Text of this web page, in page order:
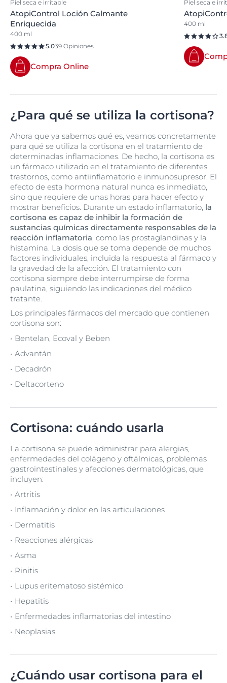
Piel seca e irritable
AtopiControl Loción Calmante
Enriquecida
400 ml
5.039 Opiniones
Compra Online
Piel seca e
400 ml
¿Para qué se utiliza la cortisona?
Ahora que ya sabemos qué es, veamos concretamente
para qué se utiliza la cortisona en el tratamiento de
determinadas inflamaciones. De hecho, la cortisona es
un fármaco utilizado en el tratamiento de diferentes
trastornos, como antiinflamatorio e inmunosupresor. El
efecto de esta hormona natural nunca es inmediato,
sino que requiere de unas horas para hacer efecto y
mostrar beneficios. Durante un estado inflamatorio, la
cortisona es capaz de inhibir la formación de
sustancias químicas directamente responsables de la
reacción inflamatoria, como las prostaglandinas y la
histamina. La dosis que se toma depende de muchos
factores individuales, incluida la respuesta al fármaco y
la gravedad de la afección. El tratamiento con
cortisona siempre debe interrumpirse de forma
paulatina, siguiendo las indicaciones del médico
tratante.
Los principales fármacos del mercado que contienen
cortisona son:
Bentelan, Ecoval y Beben
Advantán
Decadrón
Deltacorteno
Cortisona: cuándo usarla
La cortisona se puede administrar para alergias,
enfermedades del colágeno y oftálmicas, problemas
gastrointestinales y afecciones dermatológicas, que
incluyen:
Artritis
Inflamación y dolor en las articulaciones
Dermatitis
Reacciones alérgicas
Asma
Rinitis
Lupus eritematoso sistémico
Hepatitis
Enfermedades inflamatorias del intestino
Neoplasias
¿Cuándo usar cortisona para el